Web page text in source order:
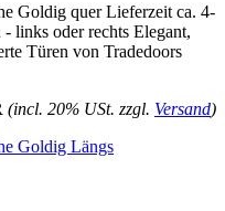
Goldig quer Lieferzeit ca. 4-
links oder rechts Elegant,
Türen von Tradedoors
(incl. 20% USt. zzgl. Versand)
Goldig Längs